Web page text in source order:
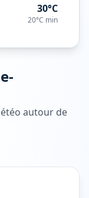
30°C
20°C min
autour de